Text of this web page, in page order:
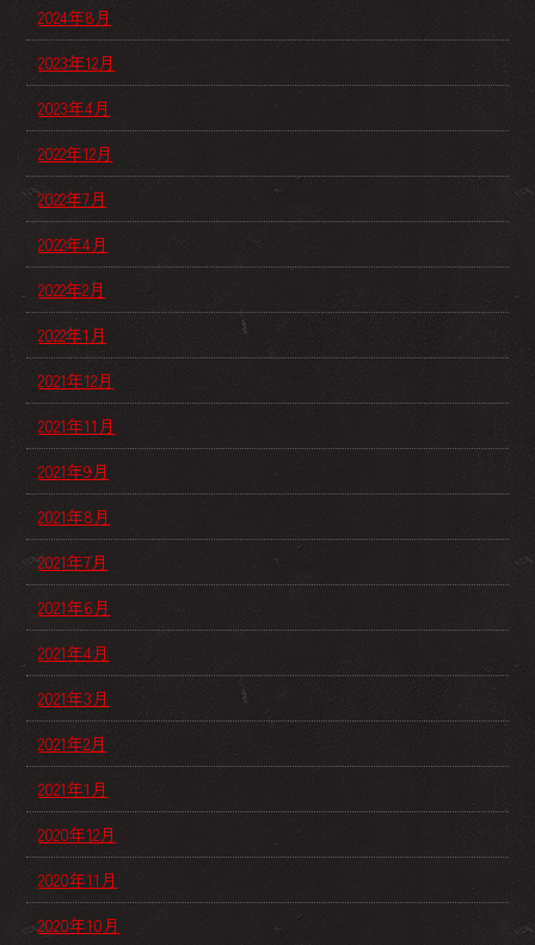
2024年8月
2023年12月
2023年4月
2022年12月
2022年7月
2022年4月
2022年2月
2022年1月
2021年12月
2021年11月
2021年9月
2021年8月
2021年7月
2021年6月
2021年4月
2021年3月
2021年2月
2021年1月
2020年12月
2020年11月
2020年10月